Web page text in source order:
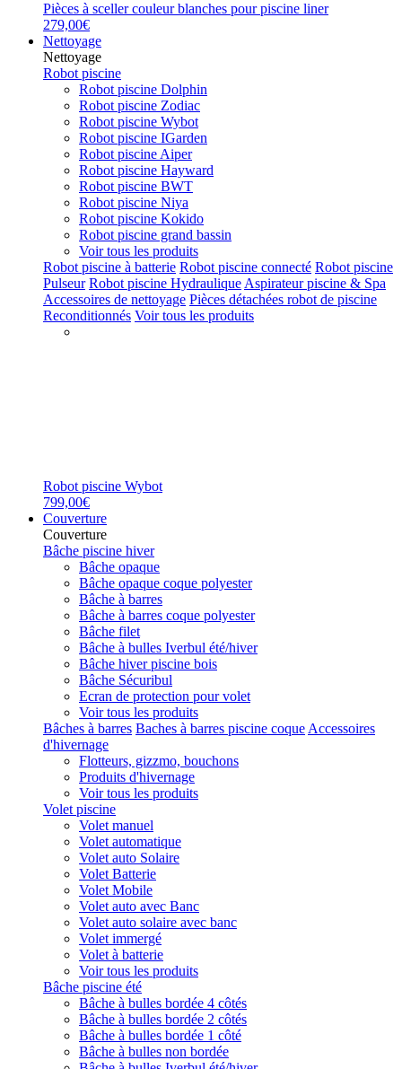
Pièces à sceller couleur blanches pour piscine liner
279,00€
Nettoyage
Nettoyage
Robot piscine
Robot piscine Dolphin
Robot piscine Zodiac
Robot piscine Wybot
Robot piscine IGarden
Robot piscine Aiper
Robot piscine Hayward
Robot piscine BWT
Robot piscine Niya
Robot piscine Kokido
Robot piscine grand bassin
Voir tous les produits
Robot piscine à batterie Robot piscine connecté Robot piscine
Pulseur Robot piscine Hydraulique Aspirateur piscine & Spa
Accessoires de nettoyage Pièces détachées robot de piscine
Reconditionnés Voir tous les produits
Robot piscine Wybot
799,00€
Couverture
Couverture
Bâche piscine hiver
Bâche opaque
Bâche opaque coque polyester
Bâche à barres
Bâche à barres coque polyester
Bâche filet
Bâche à bulles Iverbul été/hiver
Bâche hiver piscine bois
Bâche Sécuribul
Ecran de protection pour volet
Voir tous les produits
Bâches à barres Baches à barres piscine coque Accessoires
d'hivernage
Flotteurs, gizzmo, bouchons
Produits d'hivernage
Voir tous les produits
Volet piscine
Volet manuel
Volet automatique
Volet auto Solaire
Volet Batterie
Volet Mobile
Volet auto avec Banc
Volet auto solaire avec banc
Volet immergé
Volet à batterie
Voir tous les produits
Bâche piscine été
Bâche à bulles bordée 4 côtés
Bâche à bulles bordée 2 côtés
Bâche à bulles bordée 1 côté
Bâche à bulles non bordée